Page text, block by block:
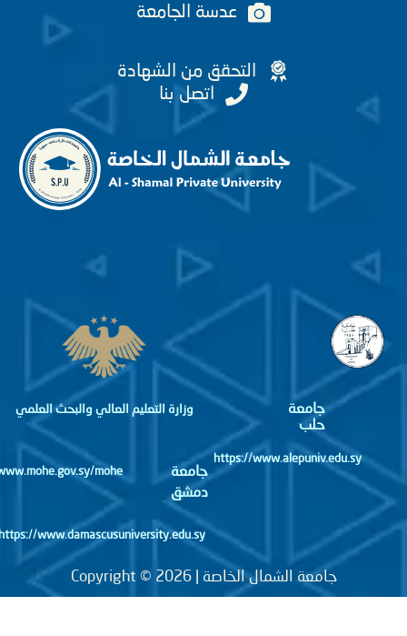
عدسة الجامعة
التحقق من الشهادة
اتصل بنا
جامعة
https://www.alepuniv.edu.sy
جامعة
دمشق
وزارة التعليم العالي والبحث العلمي
http://www.mohe.gov.sy/mohe
جامعة الشمال الخاصة | Copyright © 2026